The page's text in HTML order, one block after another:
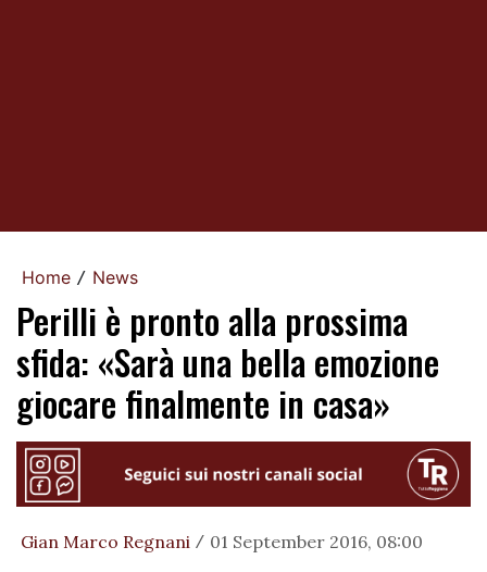
Home / News
Perilli è pronto alla prossima
sfida: «Sarà una bella emozione
giocare finalmente in casa»
Gian Marco Regnani / 01 September 2016, 08:00